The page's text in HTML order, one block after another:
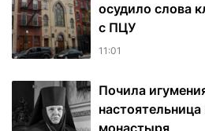
осудило слова
с ПЦУ
11:01
Почила